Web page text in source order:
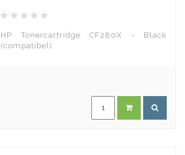
HP Tonercartridge CF280X - Black
(compatibel)